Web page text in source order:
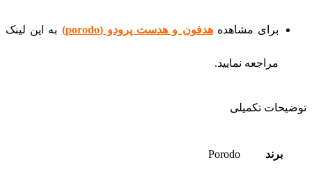
برای مشاهدههدفون و هدست پرودو (porodo) به این لینک
مراجعه نمایید.
توضیحات تکمیلی
برند Porodo